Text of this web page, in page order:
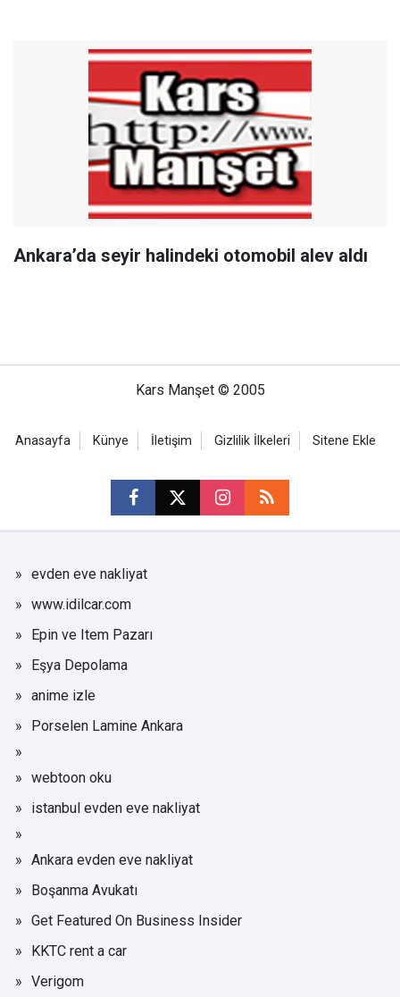
Ankara’da seyir halindeki otomobil alev aldı
Kars Manşet © 2005
Anasayfa Künye İletişim Gizlilik İlkeleri Sitene Ekle
evden eve nakliyat
www.idilcar.com
Epin ve Item Pazarı
Eşya Depolama
anime izle
Porselen Lamine Ankara
webtoon oku
istanbul evden eve nakliyat
Ankara evden eve nakliyat
Boşanma Avukatı
Get Featured On Business Insider
KKTC rent a car
Verigom